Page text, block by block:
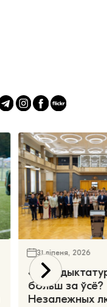
31 ліпеня, 2026
«Чаго
больш за ўсё?
Незалежных